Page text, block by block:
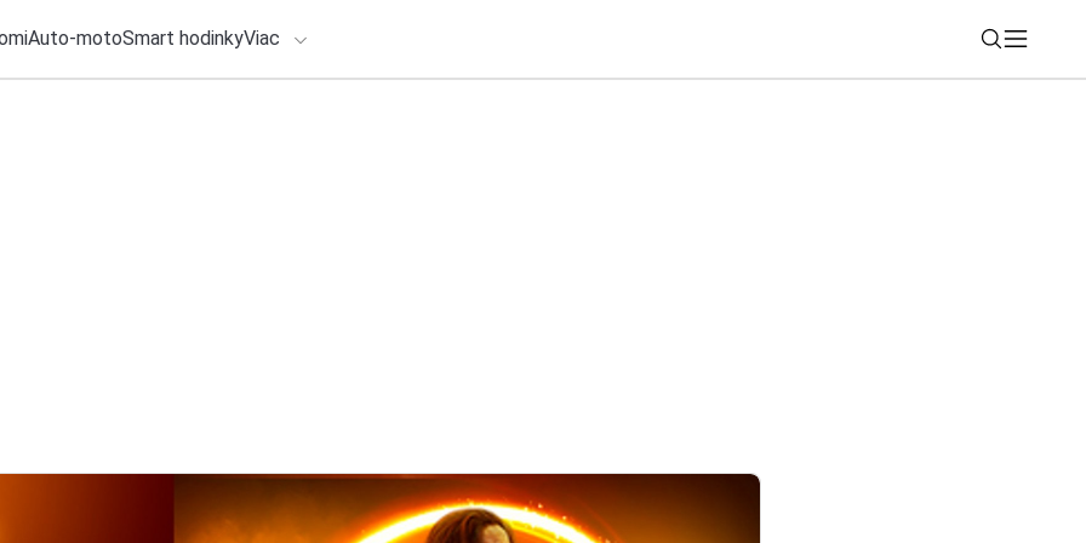
Auto-motoSmart hodinkyViac